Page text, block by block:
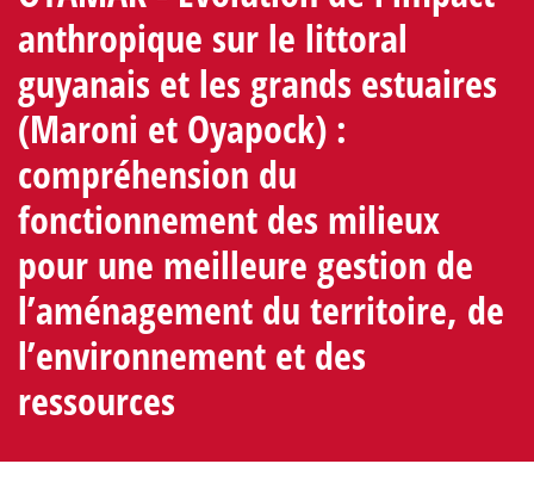
anthropique sur le littoral
guyanais et les grands estuaires
(Maroni et Oyapock) :
compréhension du
fonctionnement des milieux
pour une meilleure gestion de
l’aménagement du territoire, de
l’environnement et des
ressources